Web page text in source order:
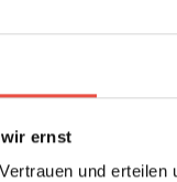
ernst
und
2,2 l